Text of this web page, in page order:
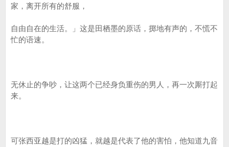
家，离开所有的舒服，
自由自在的生活。」这是田栖墨的原话，掷地有声的，不慌不
忙的语速。
无休止的争吵，让这两个已经身负重伤的男人，再一次厮打起
来。
可张西亚越是打的凶猛，就越是代表了他的害怕，他知道九音